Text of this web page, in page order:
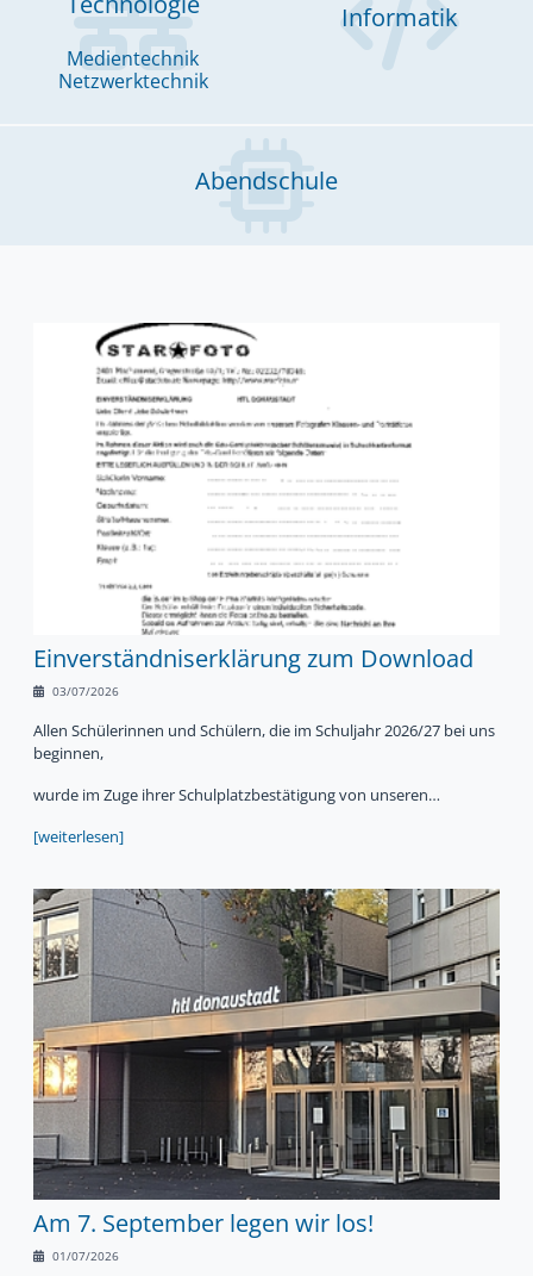
Medientechnik
Netzwerktechnik
Informatik
Abendschule
Einverständniserklärung zum Download
03/07/2026
Allen Schülerinnen und Schülern, die im Schuljahr 2026/27 bei uns
beginnen,
wurde im Zuge ihrer Schulplatzbestätigung von unseren…
[weiterlesen]
Am 7. September legen wir los!
01/07/2026
Chronik
Sponsoren